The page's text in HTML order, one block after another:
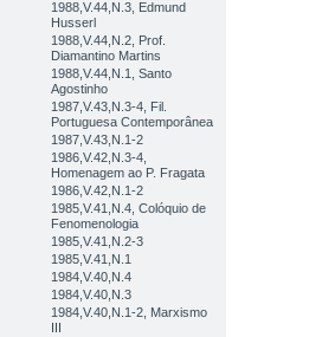
1988,V.44,N.3, Edmund
Husserl
1988,V.44,N.2, Prof.
Diamantino Martins
1988,V.44,N.1, Santo
Agostinho
1987,V.43,N.3-4, Fil.
Portuguesa Contemporânea
1987,V.43,N.1-2
1986,V.42,N.3-4,
Homenagem ao P. Fragata
1986,V.42,N.1-2
1985,V.41,N.4, Colóquio de
Fenomenologia
1985,V.41,N.2-3
1985,V.41,N.1
1984,V.40,N.4
1984,V.40,N.3
1984,V.40,N.1-2, Marxismo
III